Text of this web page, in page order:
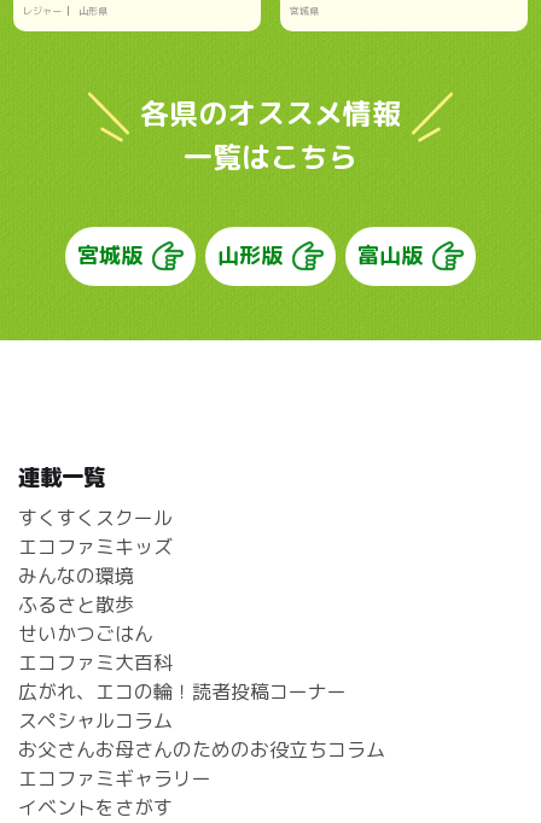
レジャー 山形県 宮城県
各県のオススメ情報
一覧はこちら
宮城版 山形版 富山版
連載一覧
すくすくスクール
エコファミキッズ
みんなの環境
ふるさと散歩
せいかつごはん
エコファミ大百科
広がれ、エコの輪！読者投稿コーナー
スペシャルコラム
お父さんお母さんのためのお役立ちコラム
エコファミギャラリー
イベントをさがす